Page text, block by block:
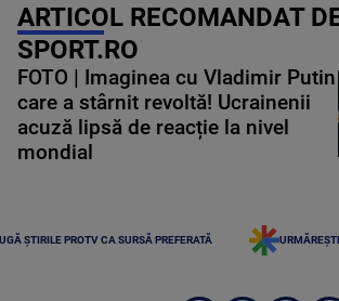
ARTICOL RECOMANDAT
SPORT.RO
FOTO | Imaginea cu Vladimir Putin
care a stârnit revoltă! Ucrainenii
acuză lipsă de reacție la nivel
mondial
ȘTIRILE PROTV CA SURSĂ PREFERATĂ